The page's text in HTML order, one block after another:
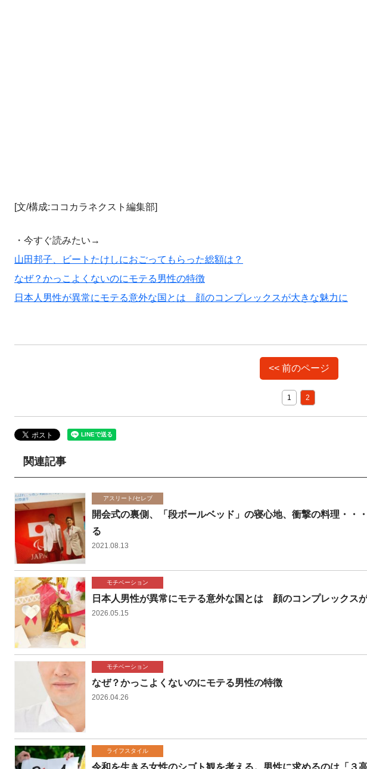
[文/構成:ココカラネクスト編集部]
・今すぐ読みたい→
山田邦子、ビートたけしにおごってもらった総額は？
なぜ？かっこよくないのにモテる男性の特徴
日本人男性が異常にモテる意外な国とは 顔のコンプレックスが大きな魅力に
<< 前のページ
1 2
関連記事
アスリート/セレブ
開会式の裏側、「段ボールベッド」の寝心地、衝撃の料理・・
る
2021.08.13
モチベーション
日本人男性が異常にモテる意外な国とは 顔のコンプレックス
2026.05.15
モチベーション
なぜ？かっこよくないのにモテる男性の特徴
2026.04.26
ライフスタイル
令和を生きる女性のシゴト観を考える。男性に求めるのは「３